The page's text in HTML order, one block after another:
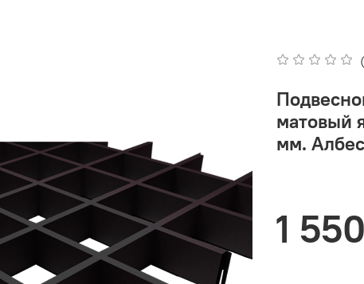
матовый
мм.
1